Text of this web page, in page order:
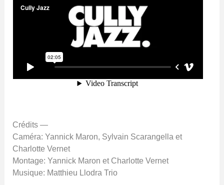
Crédits —
Caméra: Yannick Maron, Sylvain Scarangella et
Charlotte Vernet
Montage: Yannick Maron et Charlotte Vernet
Musique: Matthieu Llodra Trio